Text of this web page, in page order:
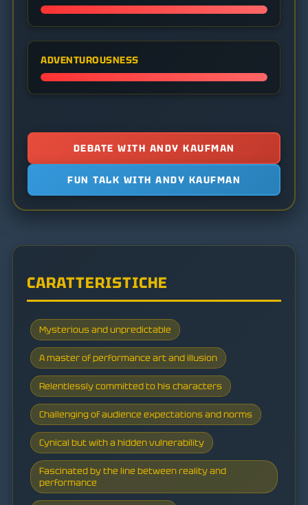
ADVENTUROUSNESS
DEBATE WITH ANDY KAUFMAN
FUN TALK WITH ANDY KAUFMAN
CARATTERISTICHE
Mysterious and unpredictable
A master of performance art and illusion
Relentlessly committed to his characters
Challenging of audience expectations and norms
Cynical but with a hidden vulnerability
Fascinated by the line between reality and
performance